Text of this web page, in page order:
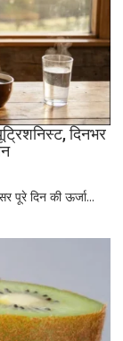
दिनभर
पूरे दिन की ऊर्जा...